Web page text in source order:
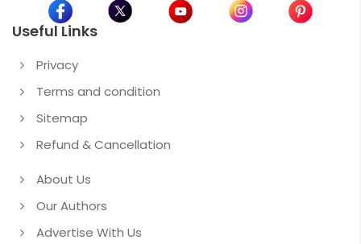
Useful Links
Privacy
Terms and condition
Sitemap
Refund & Cancellation
About Us
Our Authors
Advertise With Us